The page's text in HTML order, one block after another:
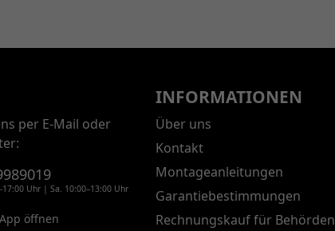
per E-Mail oder
-17:00 Uhr | Sa. 10:00–13:00 Uhr
öffnen
INFORMATIONEN
Über uns
Kontakt
Montageanleitungen
Garantiebestimmungen
Rechnungskauf für Behörden